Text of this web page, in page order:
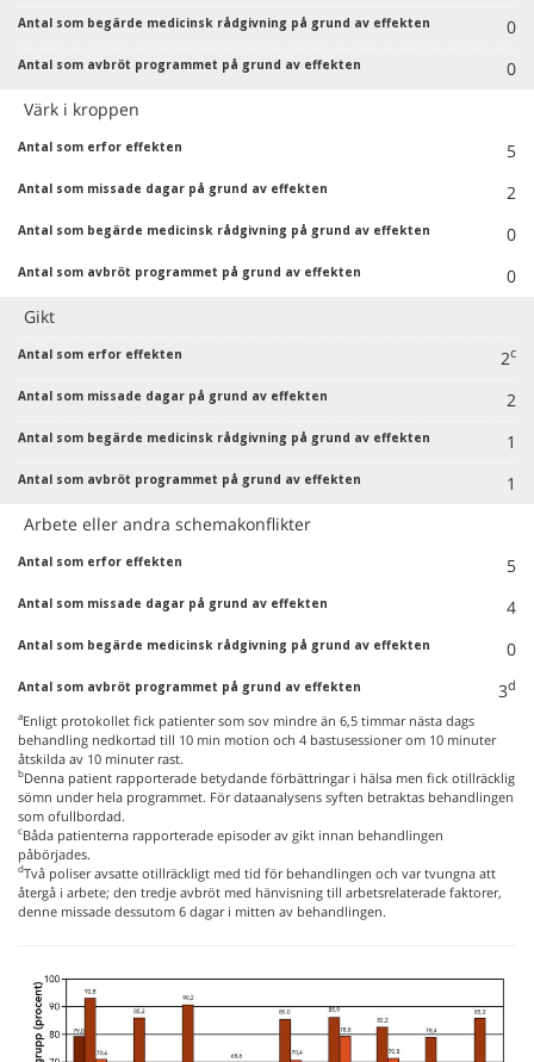
0
0
Värk i kroppen
5
2
0
0
Gikt
2c
2
1
1
Arbete eller andra schemakonflikter
5
4
0
3d
aEnligt protokollet fick patienter som sov mindre än 6,5 timmar nästa dags
behandling nedkortad till 10 min motion och 4 bastusessioner om 10 minuter
åtskilda av 10 minuter rast.
bDenna patient rapporterade betydande förbättringar i hälsa men fick otillräcklig
sömn under hela programmet. För dataanalysens syften betraktas behandlingen
som ofullbordad.
cBåda patienterna rapporterade episoder av gikt innan behandlingen
påbörjades.
dTvå poliser avsatte otillräckligt med tid för behandlingen och var tvungna att
återgå i arbete; den tredje avbröt med hänvisning till arbetsrelaterade faktorer,
denne missade dessutom 6 dagar i mitten av behandlingen.